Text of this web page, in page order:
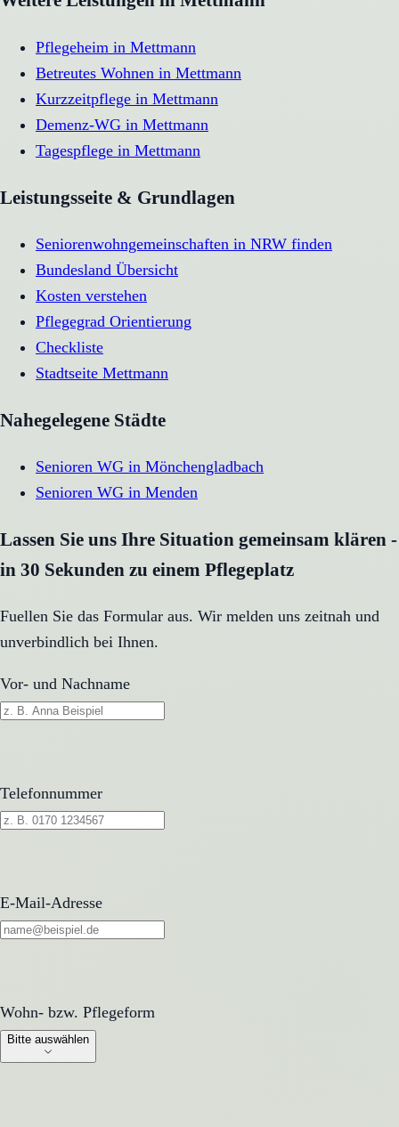
Pflegeheim in Mettmann
Betreutes Wohnen in Mettmann
Kurzzeitpflege in Mettmann
Demenz-WG in Mettmann
Tagespflege in Mettmann
Leistungsseite & Grundlagen
Seniorenwohngemeinschaften in NRW finden
Bundesland Übersicht
Kosten verstehen
Pflegegrad Orientierung
Checkliste
Stadtseite Mettmann
Nahegelegene Städte
Senioren WG in Mönchengladbach
Senioren WG in Menden
Lassen Sie uns Ihre Situation gemeinsam klären -
in 30 Sekunden zu einem Pflegeplatz
Fuellen Sie das Formular aus. Wir melden uns zeitnah und
unverbindlich bei Ihnen.
Vor- und Nachname
Telefonnummer
E-Mail-Adresse
Wohn- bzw. Pflegeform
Wohn- bzw. Pflegeform
Bitte auswählen